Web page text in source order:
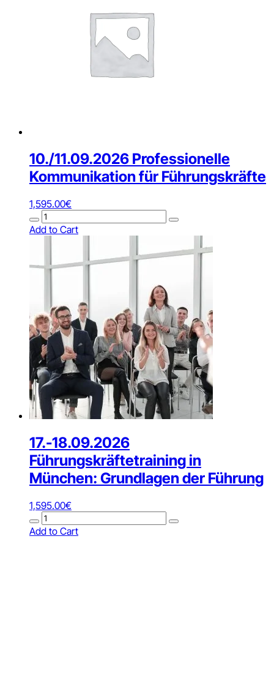
10./11.09.2026 Professionelle
Kommunikation für Führungskräfte
1,595.00€
10./11.09.2026
Professionelle
Kommunikation
Führungskräfte
Add to Cart
17.-18.09.2026
Führungskräftetraining in
München: Grundlagen der Führung
1,595.00€
17.-18.09.2026
Führungskräftetraining
Add to Cart